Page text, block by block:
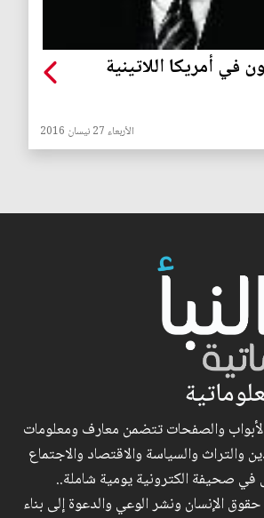
في أمريكا اللاتينية
الأربعاء 27 نيسان 2016
والصفحات تتضمن معارف ومعلومات
والتراث والسياسة والاقتصاد والاجتماع
في صحيفة الكترونية يومية شاملة..
الإنسان ونشر الوعي والدعوة إلى بناء